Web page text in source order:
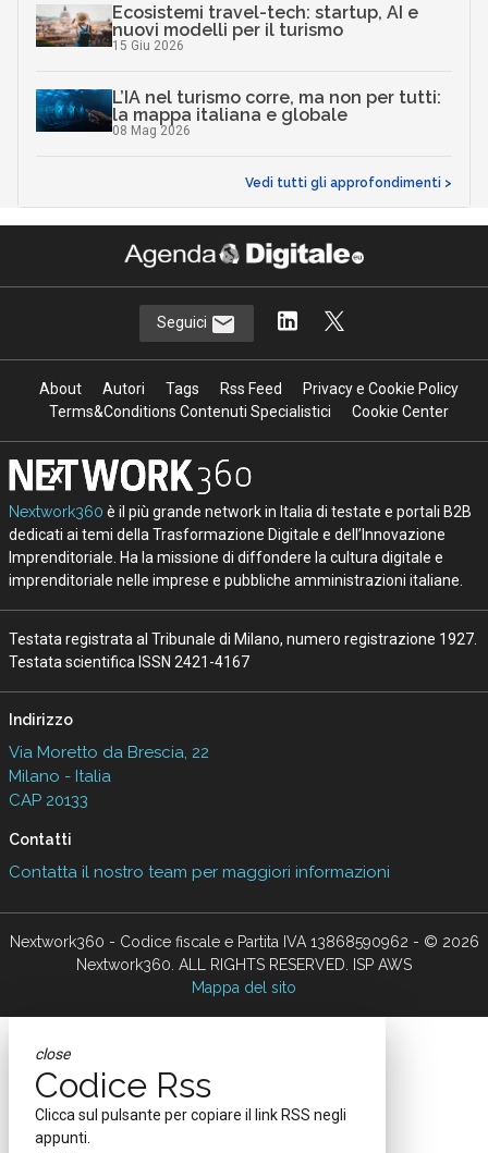
Ecosistemi travel-tech: startup, AI e
nuovi modelli per il turismo
15 Giu 2026
L’IA nel turismo corre, ma non per tutti:
la mappa italiana e globale
08 Mag 2026
Vedi tutti gli approfondimenti >
Seguici
About Autori Tags Rss Feed
Privacy e Cookie Policy
Terms&Conditions Contenuti Specialistici
Cookie Center
Nextwork360 è il più grande network in Italia di testate e portali B2B
dedicati ai temi della Trasformazione Digitale e dell’Innovazione
Imprenditoriale. Ha la missione di diffondere la cultura digitale e
imprenditoriale nelle imprese e pubbliche amministrazioni italiane.
Testata registrata al Tribunale di Milano, numero registrazione 1927.
Testata scientifica ISSN 2421-4167
Indirizzo
Via Moretto da Brescia, 22
Milano - Italia
CAP 20133
Contatti
Contatta il nostro team per maggiori informazioni
Nextwork360 - Codice fiscale e Partita IVA 13868590962 - © 2026
Nextwork360. ALL RIGHTS RESERVED. ISP AWS
Mappa del sito
close
Codice Rss
Clicca sul pulsante per copiare il link RSS negli
appunti.